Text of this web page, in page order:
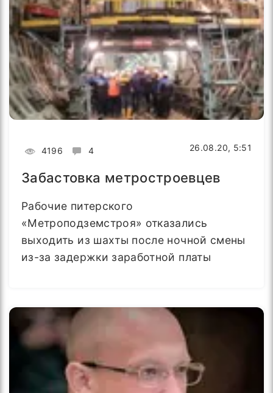
4196 4 26.08.20, 5:51
Забастовка метростроевцев
Рабочие питерского
«Метроподземстроя» отказались
выходить из шахты после ночной смены
из-за задержки заработной платы